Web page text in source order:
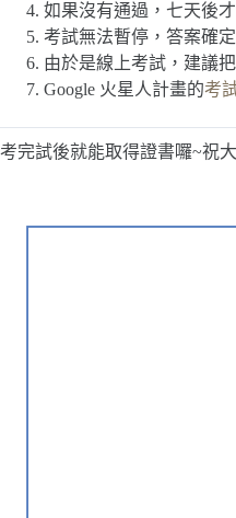
如果沒有通過，七天後
考試無法暫停，答案確
由於是線上考試，建議
Google 火星人計畫的考
考完試後就能取得證書囉~祝